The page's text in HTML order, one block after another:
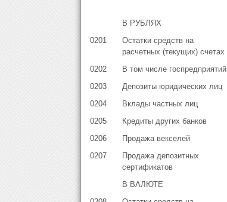
В РУБЛЯХ
0201
Остатки средств на
расчетных (текущих) счетах
0202 В том числе госпредприятий
0203
Депозиты юридических лиц
0204
Вклады частных лиц
0205
Кредиты других банков
0206
Продажа векселей
0207
Продажа депозитных
сертификатов
В ВАЛЮТЕ